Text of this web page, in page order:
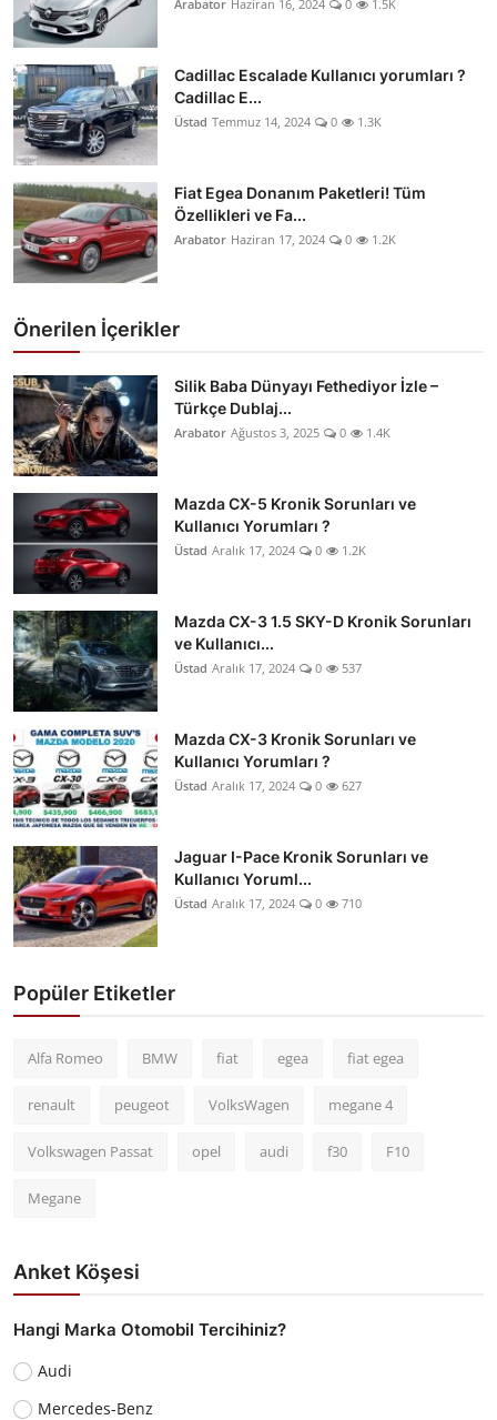
Arabator Haziran 16, 2024 0 1.5K
Cadillac Escalade Kullanıcı yorumları ?
Cadillac E...
Üstad Temmuz 14, 2024 0 1.3K
Fiat Egea Donanım Paketleri! Tüm
Özellikleri ve Fa...
Arabator Haziran 17, 2024 0 1.2K
Önerilen İçerikler
Silik Baba Dünyayı Fethediyor İzle –
Türkçe Dublaj...
Arabator Ağustos 3, 2025 0 1.4K
Mazda CX-5 Kronik Sorunları ve
Kullanıcı Yorumları ?
Üstad Aralık 17, 2024 0 1.2K
Mazda CX-3 1.5 SKY-D Kronik Sorunları
ve Kullanıcı...
Üstad Aralık 17, 2024 0 537
Mazda CX-3 Kronik Sorunları ve
Kullanıcı Yorumları ?
Üstad Aralık 17, 2024 0 627
Jaguar I-Pace Kronik Sorunları ve
Kullanıcı Yoruml...
Üstad Aralık 17, 2024 0 710
Popüler Etiketler
Alfa Romeo BMW fiat egea fiat egea
renault peugeot VolksWagen megane 4
Volkswagen Passat opel audi f30 F10
Megane
Anket Köşesi
Hangi Marka Otomobil Tercihiniz?
Audi
Mercedes-Benz